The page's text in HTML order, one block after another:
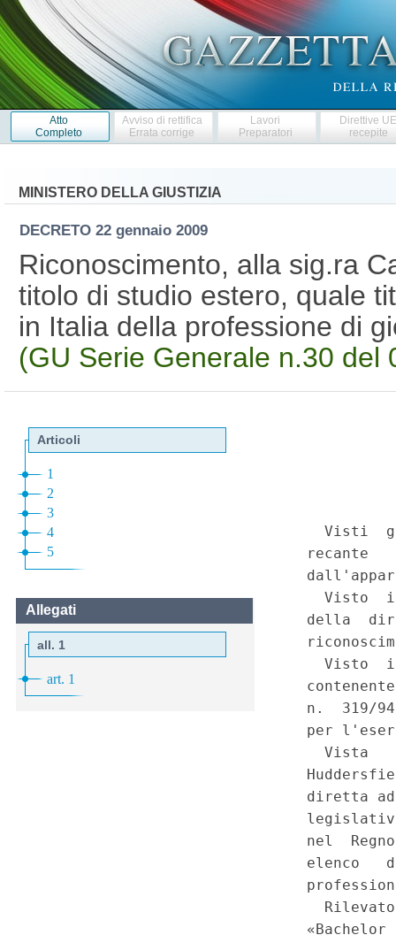
Atto
Completo
Avviso di rettifica
Errata corrige
Lavori
Preparatori
Direttive
recepite
MINISTERO DELLA GIUSTIZIA
DECRETO 22 gennaio 2009
Riconoscimento, alla sig.ra
titolo di studio estero, quale
in Italia della professione di
(GU Serie Generale n.30 del